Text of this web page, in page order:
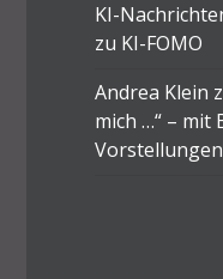
KI-
zu KI-FOMO
Andrea Klein
mich …“ – mit